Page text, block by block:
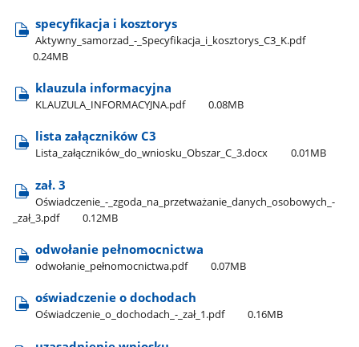
specyfikacja i kosztorys
Aktywny​_samorzad​_-​_Specyfikacja​_i​_kosztorys​_C3​_K.pdf
0.24MB
klauzula informacyjna
KLAUZULA​_INFORMACYJNA.pdf 0.08MB
lista załączników C3
Lista​_załączników​_do​_wniosku​_Obszar​_C​_3.docx 0.01MB
zał. 3
Oświadczenie​_-​_zgoda​_na​_przetważanie​_danych​_osobowych​_-​
_zał​_3.pdf
0.12MB
odwołanie pełnomocnictwa
odwołanie​_pełnomocnictwa.pdf 0.07MB
oświadczenie o dochodach
Oświadczenie​_o​_dochodach​_-​_zał​_1.pdf 0.16MB